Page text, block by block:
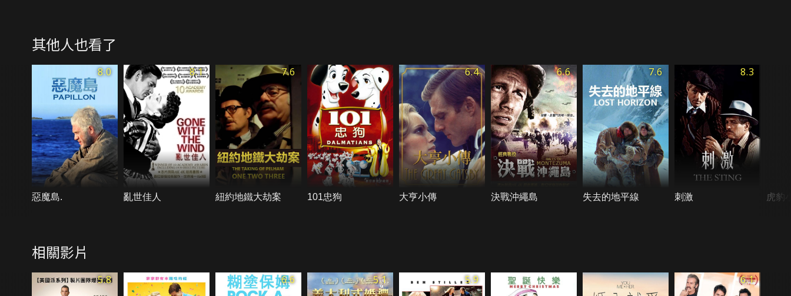
其他人也看了
8.0
惡魔島.
8.1
亂世佳人
7.6
紐約地鐵大劫案 101忠狗
6.4
大亨小傳
6.6
決戰沖繩島
7.6
失去的地平線
8.3
刺激 虎豹
相關影片
5.8 6.6 5.1 5.9 6.1